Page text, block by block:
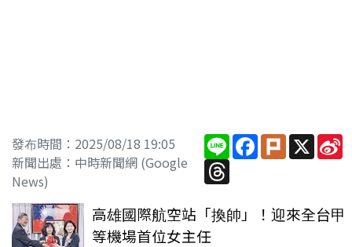
發布時間：2025/08/18 19:05
新聞出處：中時新聞網 (Google
News)
LineFacebook
PlurkX
Threads
高雄國際航空站「換帥」！迎來全台甲
等機場首位女主任